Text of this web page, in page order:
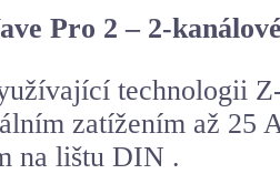
Pro 2 – 2-
technologii
zatížením až 25
na lištu DIN .